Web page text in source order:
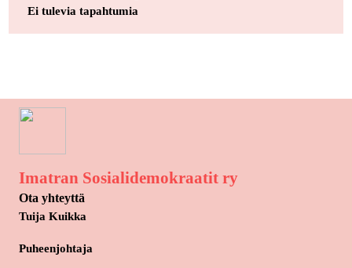
Ei tulevia tapahtumia
Imatran Sosialidemokraatit ry
Ota yhteyttä
Tuija Kuikka
Puheenjohtaja